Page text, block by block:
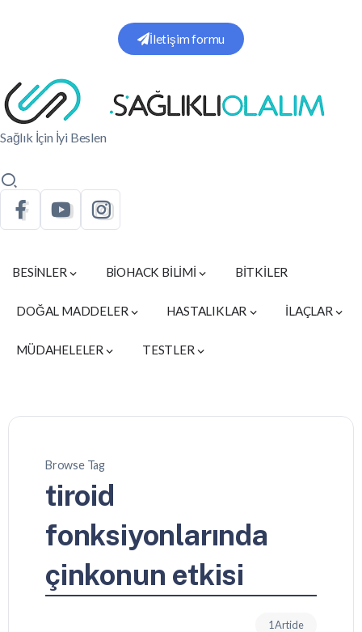
İletişim formu
Sağlık İçin İyi Beslen
BESİNLER BİOHACK BİLİMİ BİTKİLER
DOĞAL MADDELER HASTALIKLAR İLAÇLAR
MÜDAHELELER TESTLER
Browse Tag
tiroid
fonksiyonlarında
çinkonun etkisi
1 Article